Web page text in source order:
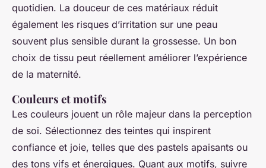
quotidien. La douceur de ces matériaux réduit
également les risques d’irritation sur une peau
souvent plus sensible durant la grossesse. Un bon
choix de tissu peut réellement améliorer l’expérience
de la maternité.
Couleurs et motifs
Les couleurs jouent un rôle majeur dans la perception
de soi. Sélectionnez des teintes qui inspirent
confiance et joie, telles que des pastels apaisants ou
des tons vifs et énergiques. Quant aux motifs, suivre